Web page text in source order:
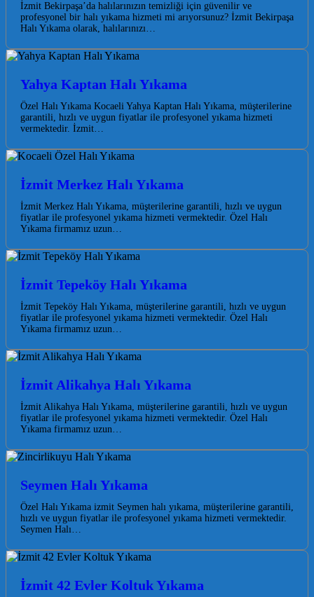
İzmit Bekirpaşa’da halılarınızın temizliği için güvenilir ve
profesyonel bir halı yıkama hizmeti mi arıyorsunuz? İzmit Bekirpaşa
Halı Yıkama olarak, halılarınızı…
Yahya Kaptan Halı Yıkama
Özel Halı Yıkama Kocaeli Yahya Kaptan Halı Yıkama, müşterilerine
garantili, hızlı ve uygun fiyatlar ile profesyonel yıkama hizmeti
vermektedir. İzmit…
İzmit Merkez Halı Yıkama
İzmit Merkez Halı Yıkama, müşterilerine garantili, hızlı ve uygun
fiyatlar ile profesyonel yıkama hizmeti vermektedir. Özel Halı
Yıkama firmamız uzun…
İzmit Tepeköy Halı Yıkama
İzmit Tepeköy Halı Yıkama, müşterilerine garantili, hızlı ve uygun
fiyatlar ile profesyonel yıkama hizmeti vermektedir. Özel Halı
Yıkama firmamız uzun…
İzmit Alikahya Halı Yıkama
İzmit Alikahya Halı Yıkama, müşterilerine garantili, hızlı ve uygun
fiyatlar ile profesyonel yıkama hizmeti vermektedir. Özel Halı
Yıkama firmamız uzun…
Seymen Halı Yıkama
Özel Halı Yıkama izmit Seymen halı yıkama, müşterilerine garantili,
hızlı ve uygun fiyatlar ile profesyonel yıkama hizmeti vermektedir.
Seymen Halı…
İzmit 42 Evler Koltuk Yıkama